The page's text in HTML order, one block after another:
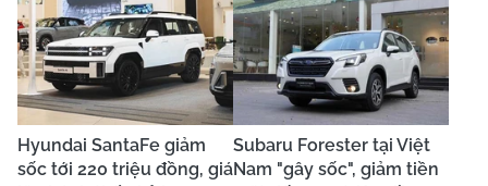
Hyundai SantaFe giảm
sốc tới 220 triệu đồng, giá
Subaru Forester tại Việt
Nam "gây sốc", giảm tiền